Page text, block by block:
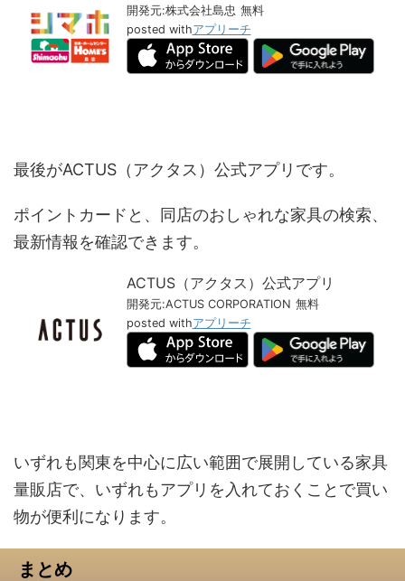
開発元:株式会社島忠 無料
posted withアプリーチ
最後がACTUS（アクタス）公式アプリです。
ポイントカードと、同店のおしゃれな家具の検索、
最新情報を確認できます。
ACTUS（アクタス）公式アプリ
開発元:ACTUS CORPORATION 無料
posted withアプリーチ
いずれも関東を中心に広い範囲で展開している家具
量販店で、いずれもアプリを入れておくことで買い
物が便利になります。
まとめ